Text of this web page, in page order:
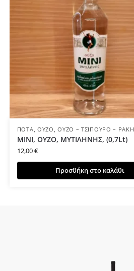
ΠΟΤΆ, ΟΎΖΟ ,ΟΎΖΟ – ΤΣΊΠΟΥΡΟ – ΡΑΚΉ
ΜΙΝΙ, ΟΥΖΟ, ΜΥΤΙΛΗΝΗΣ, (0,7Lt)
12,00€
Προσθήκη στο καλάθι